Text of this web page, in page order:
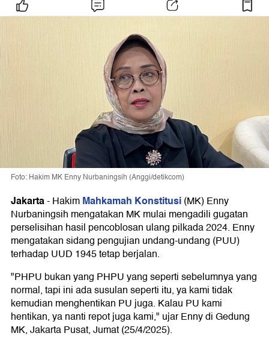
Foto: Hakim MK Enny Nurbaningsih (Anggi/detikcom)
Jakarta-HakimMahkamah Konstitusi(MK) Enny
Nurbaningsih mengatakan MK mulai mengadili gugatan
perselisihan hasil pencoblosan ulang pilkada 2024. Enny
mengatakan sidang pengujian undang-undang (PUU)
terhadap UUD 1945 tetap berjalan.
"PHPU bukan yang PHPU yang seperti sebelumnya yang
normal, tapi ini ada susulan seperti itu, ya kami tidak
kemudian menghentikan PU juga. Kalau PU kami
hentikan, ya nanti repot juga kami," ujar Enny di Gedung
MK, Jakarta Pusat, Jumat (25/4/2025).